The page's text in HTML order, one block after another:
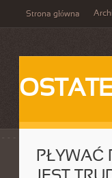
Strona główna
PŁYWAĆ